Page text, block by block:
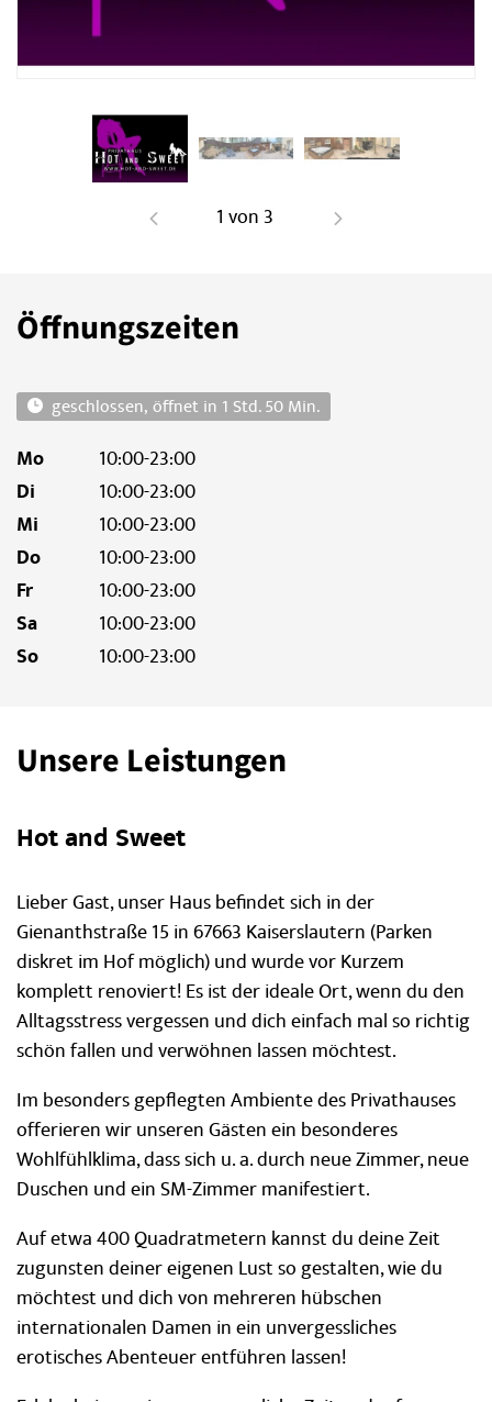
1 von3
Öffnungszeiten
öffnet in 1 Std. 50 Min.
Mo 10:00-23:00
Di 10:00-23:00
Mi 10:00-23:00
Do 10:00-23:00
Fr 10:00-23:00
Sa 10:00-23:00
So 10:00-23:00
Unsere Leistungen
Hot and Sweet
Lieber Gast, unser Haus befindet sich in der
Gienanthstraße 15 in 67663 Kaiserslautern (Parken
diskret im Hof möglich) und wurde vor Kurzem
komplett renoviert! Es ist der ideale Ort, wenn du den
Alltagsstress vergessen und dich einfach mal so richtig
schön fallen und verwöhnen lassen möchtest.
Im besonders gepflegten Ambiente des Privathauses
offerieren wir unseren Gästen ein besonderes
Wohlfühlklima, dass sich u. a. durch neue Zimmer, neue
Duschen und ein SM-Zimmer manifestiert.
Auf etwa 400 Quadratmetern kannst du deine Zeit
zugunsten deiner eigenen Lust so gestalten, wie du
möchtest und dich von mehreren hübschen
internationalen Damen in ein unvergessliches
erotisches Abenteuer entführen lassen!